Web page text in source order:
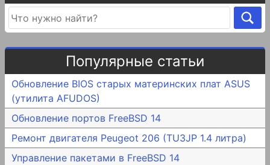
Популярные статьи
Обновление BIOS старых материнских плат ASUS
(утилита AFUDOS)
Обновление портов FreeBSD 14
Ремонт двигателя Peugeot 206 (TU3JP 1.4 литра)
Управление пакетами в FreeBSD 14